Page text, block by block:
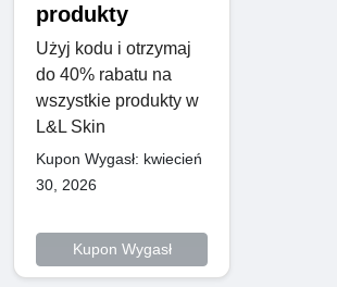
produkty
Użyj kodu i otrzymaj
do 40% rabatu na
wszystkie produkty w
L&L Skin
Kupon Wygasł: kwiecień
30, 2026
Kupon Wygasł